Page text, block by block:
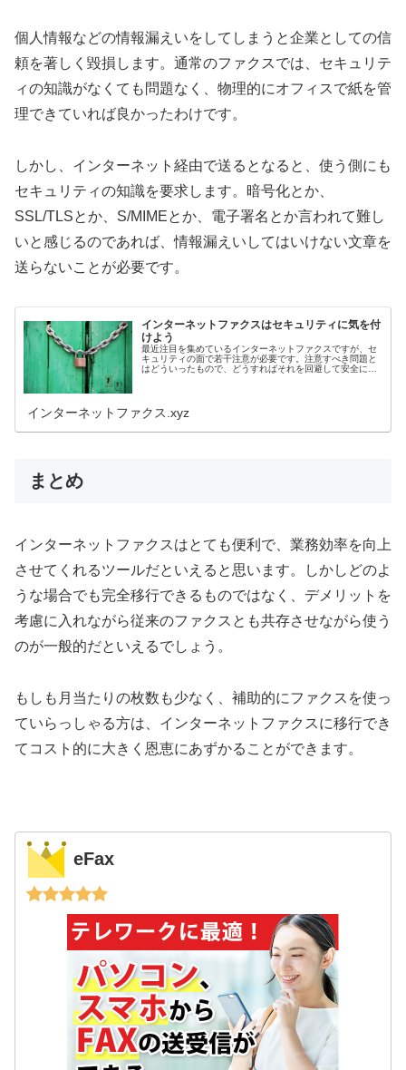
個人情報などの情報漏えいをしてしまうと企業としての信
頼を著しく毀損します。通常のファクスでは、セキュリテ
ィの知識がなくても問題なく、物理的にオフィスで紙を管
理できていれば良かったわけです。
しかし、インターネット経由で送るとなると、使う側にも
セキュリティの知識を要求します。暗号化とか、
SSL/TLSとか、S/MIMEとか、電子署名とか言われて難し
いと感じるのであれば、情報漏えいしてはいけない文章を
送らないことが必要です。
インターネットファクスはセキュリティに気を付
けよう
最近注目を集めているインターネットファクスですが、セ
キュリティの面で若干注意が必要です。注意すべき問題と
はどういったもので、どうすればそれを回避して安全にフ
インターネットファクス.xyz
まとめ
インターネットファクスはとても便利で、業務効率を向上
させてくれるツールだといえると思います。しかしどのよ
うな場合でも完全移行できるものではなく、デメリットを
考慮に入れながら従来のファクスとも共存させながら使う
のが一般的だといえるでしょう。
もしも月当たりの枚数も少なく、補助的にファクスを使っ
ていらっしゃる方は、インターネットファクスに移行でき
てコスト的に大きく恩恵にあずかることができます。
eFax